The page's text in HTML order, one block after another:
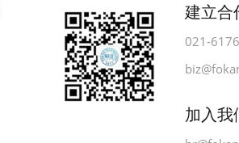
建立合
021-
加入我